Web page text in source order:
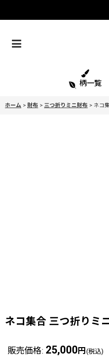
柄一覧
ホーム > 財布 > 三つ折りミニ財布 > ネコ
ネコ集合 三つ折りミ
販売価格: 25,000 円 (税込)